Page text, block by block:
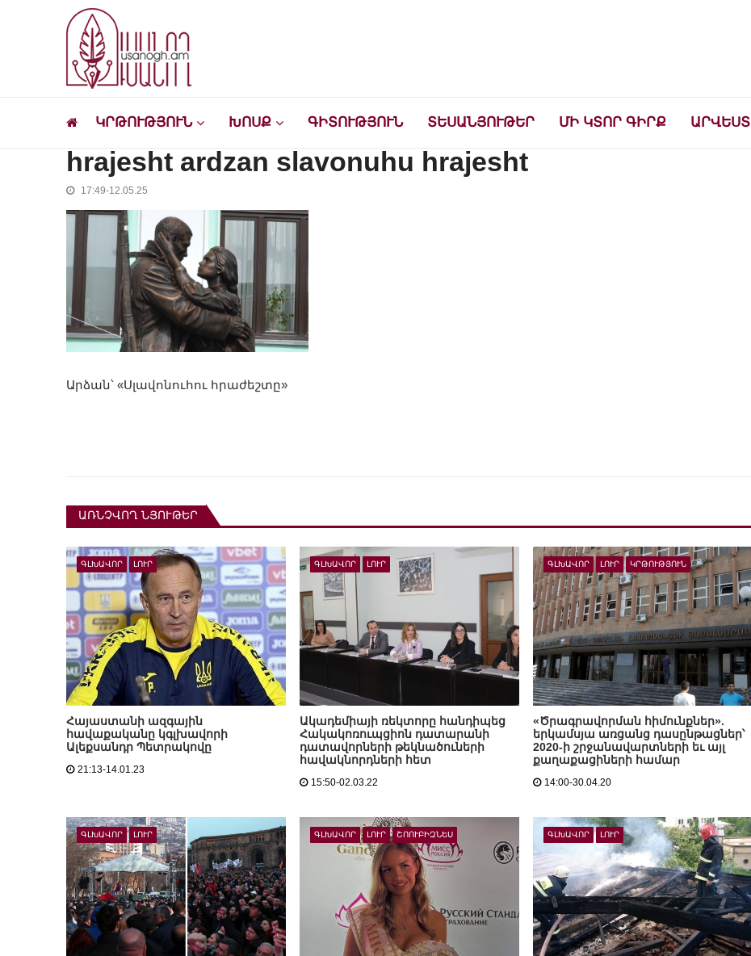
ԿՐԹՈՒԹՅՈՒՆ ԽՈՍՔ ԳԻՏՈՒԹՅՈՒՆ ՏԵՍԱՆՅՈՒԹԵՐ ՄԻ ԿՏՈՐ ԳԻՐՔ ԱՐՎԵՍՏ
hrajesht ardzan slavonuhu hrajesht
17:49-12.05.25
Արձան՝ «Սլավոնուհու հրաժեշտը»
ԱՌՆՉՎՈՂ ՆՅՈՒԹԵՐ
ԳԼԽԱՎՈՐ ԼՈՒՐ
Հայաստանի ազգային
հավաքականը կգլխավորի
Ալեքսանդր Պետրակովը
21:13-14.01.23
ԳԼԽԱՎՈՐ ԼՈՒՐ
Ակադեմիայի ռեկտորը հանդիպեց
Հակակոռուպցիոն դատարանի
դատավորների թեկնածուների
հավակնորդների հետ
15:50-02.03.22
ԳԼԽԱՎՈՐ ԼՈՒՐ ԿՐԹՈՒԹՅՈՒՆ
«Ծրագրավորման հիմունքներ».
երկամսյա առցանց դասընթացներ՝
2020-ի շրջանավարտների եւ այլ
քաղաքացիների համար
14:00-30.04.20
ԳԼԽԱՎՈՐ ԼՈՒՐ ԳԼԽԱՎՈՐ ԼՈՒՐ ՇՈՈՒԲԻԶՆԵՍ ԳԼԽԱՎՈՐ ԼՈՒՐ